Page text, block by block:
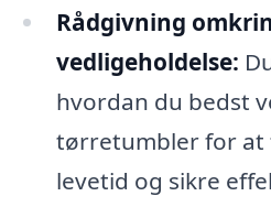
Rådgivning
vedligeholdelse:
hvordan du bedst
tørretumbler for
levetid og sikre